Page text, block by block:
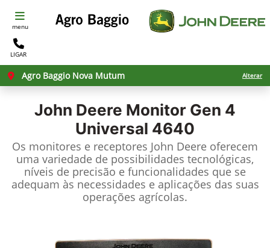
menu
LIGAR
Agro Baggio Nova Mutum Alterar
John Deere Monitor Gen 4
Universal 4640
Os monitores e receptores John Deere oferecem
uma variedade de possibilidades tecnológicas,
níveis de precisão e funcionalidades que se
adequam às necessidades e aplicações das suas
operações agrícolas.